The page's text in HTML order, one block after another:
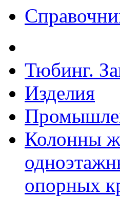
Тюбинг.
Изделия
Колонны
опорных